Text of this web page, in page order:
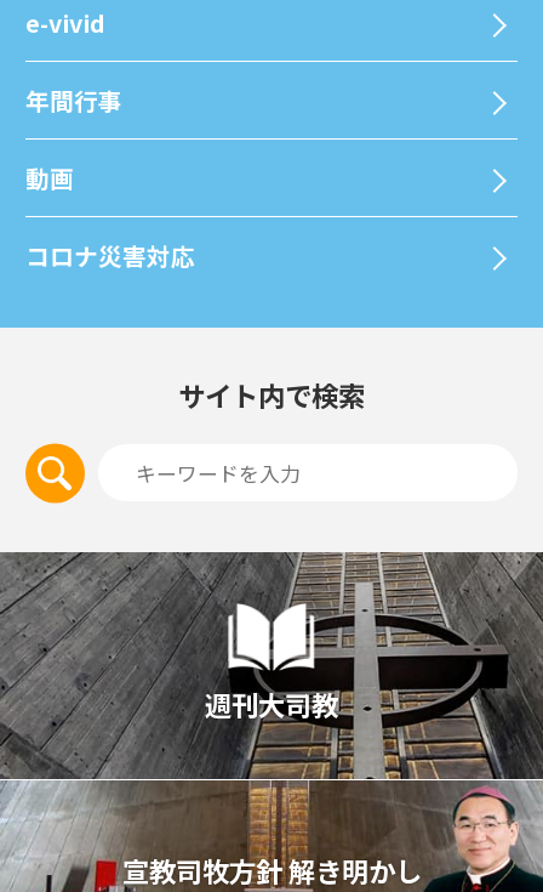
e-vivid
年間⾏事
動画
コロナ災害対応
サイト内で検索
週刊大司教
宣教司牧⽅針 解き明かし